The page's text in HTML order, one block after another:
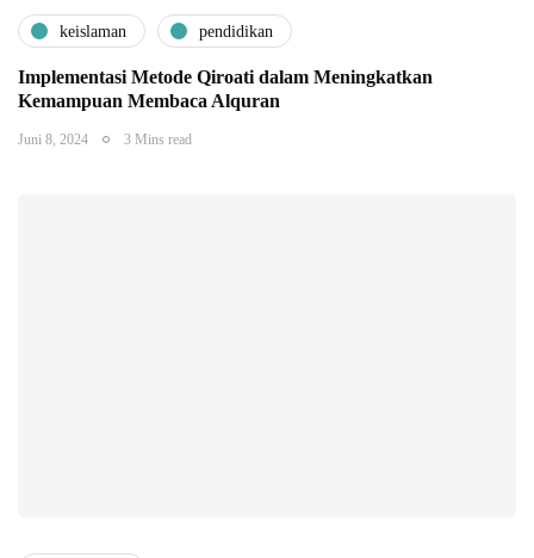
keislaman pendidikan
Implementasi Metode Qiroati dalam Meningkatkan
Kemampuan Membaca Alquran
Juni 8, 2024 3 Mins read